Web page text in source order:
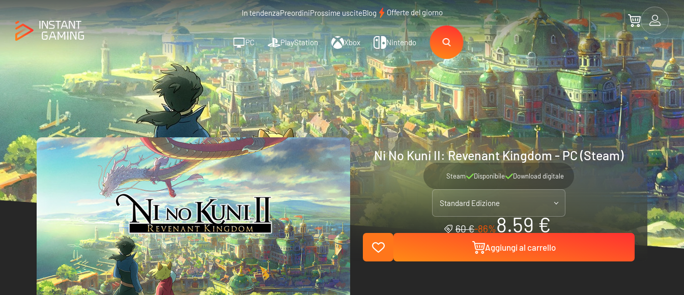
In tendenzaPreordiniProssime usciteBlog Offerte del giorno
PC PlayStation Xbox Nintendo
Ni No Kuni II: Revenant Kingdom - PC (Steam)
Steam Disponibile Download digitale
Standard Edizione
60 €-86%8.59 €
Aggiungi al carrello